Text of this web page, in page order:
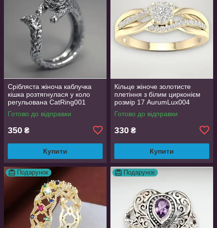
Срібляста жіноча каблучка
кішка розтягнулася у коло
регульована CatRing001
Готово до відправки
350 ₴
Купити
Кільце жіноче золотисте
плетіння з білим цирконієм
розмір 17 AurumLux004
Готово до відправки
330 ₴
Купити
Подарунок Подарунок